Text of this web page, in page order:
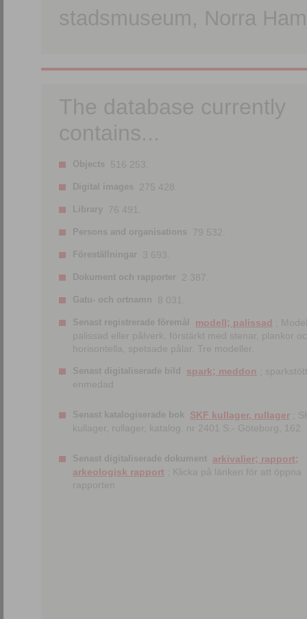
stadsmuseum, Norra
The database currently
contains...
Objects 516 253.
Digital images 275 428.
Library 76 491.
Persons and organisations 79 532.
Föreställningar 3 693.
Dokument och rapporter 2 387.
Gatu- och ortnamn 8 031.
Senast registrerade föremål modell; palissad
;
palissad eller pålverk, förstärkt med stenar, plankor
horisontella, spetsade pålar. Tre modeller.
Senast digitaliserade bild spark; meddon ;
enmedad
Senast katalogiserade bok SKF kullager, rullager ;
kullager, rullager, katalog. nr 2401 S.- Göteborg, 162
Senast digitaliserade dokument arkivalier; rapport;
arkeologisk rapport ; Klicka på länken för att öppna
rapporten